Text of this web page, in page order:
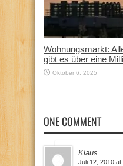
Wohnungsmarkt:
gibt es über eine
Oktober 6, 2025
ONE COMMENT
Klaus
Juli 12, 2010 at